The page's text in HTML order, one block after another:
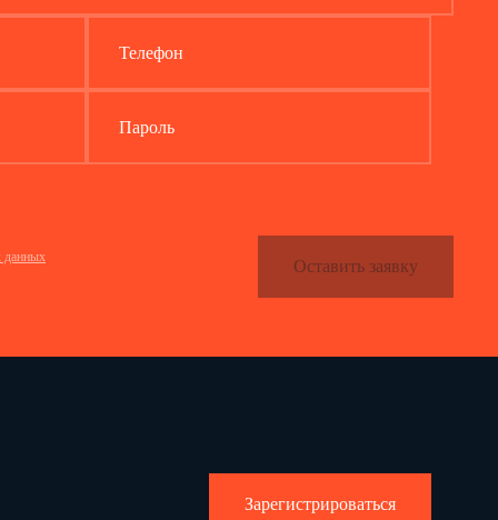
Телефон
Пароль
данных
Оставить заявку
Зарегистрироваться